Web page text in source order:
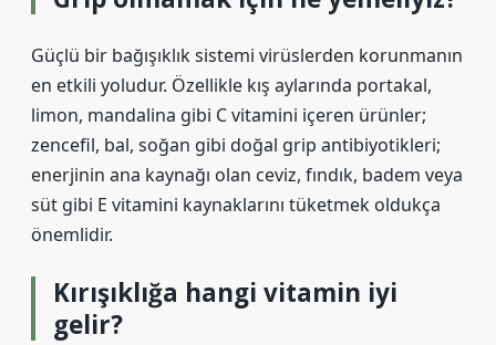
Güçlü bir bağışıklık sistemi virüslerden korunmanın
en etkili yoludur. Özellikle kış aylarında portakal,
limon, mandalina gibi C vitamini içeren ürünler;
zencefil, bal, soğan gibi doğal grip antibiyotikleri;
enerjinin ana kaynağı olan ceviz, fındık, badem veya
süt gibi E vitamini kaynaklarını tüketmek oldukça
önemlidir.
Kırışıklığa hangi vitamin iyi
gelir?